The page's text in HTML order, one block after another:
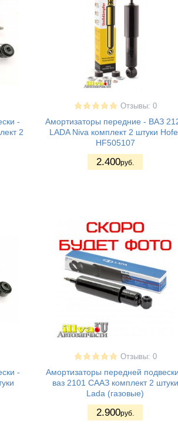
-
2
Отзывы: 0
Амортизаторы передние - ВАЗ
LADA Niva комплект 2 штуки
HF505107
2.400руб.
-
Отзывы: 0
Амортизаторы передней
ваз 2101 СААЗ комплект 2 штуки
Lada (газовые)
2.900руб.